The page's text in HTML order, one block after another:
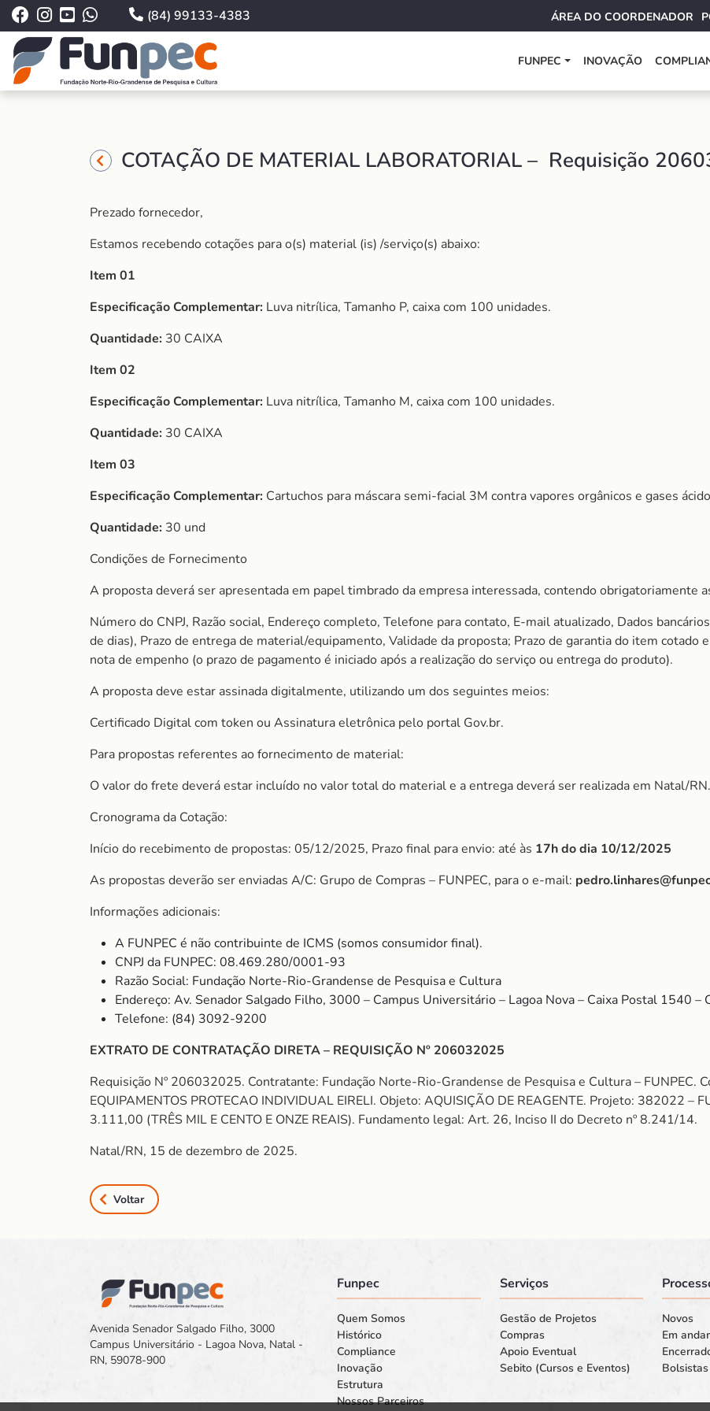
(84) 99133-4383 ÁREA DO COORDENADOR
FUNPEC INOVAÇÃO
COTAÇÃO DE MATERIAL LABORATORIAL – Requisição
Prezado fornecedor,
Estamos recebendo cotações para o(s) material (is) /serviço(s) abaixo:
Item 01
Especificação Complementar: Luva nitrílica, Tamanho P, caixa com 100 unidades.
Quantidade: 30 CAIXA
Item 02
Especificação Complementar: Luva nitrílica, Tamanho M, caixa com 100 unidades.
Quantidade: 30 CAIXA
Item 03
Especificação Complementar: Cartuchos para máscara semi-facial 3M contra vapores orgânicos e gases
Quantidade: 30 und
Condições de Fornecimento
A proposta deverá ser apresentada em papel timbrado da empresa interessada, contendo obrigatoriamente
Número do CNPJ, Razão social, Endereço completo, Telefone para contato, E-mail atualizado, Dados
de dias), Prazo de entrega de material/equipamento, Validade da proposta; Prazo de garantia do item cotado
nota de empenho (o prazo de pagamento é iniciado após a realização do serviço ou entrega do produto).
A proposta deve estar assinada digitalmente, utilizando um dos seguintes meios:
Certificado Digital com token ou Assinatura eletrônica pelo portal Gov.br.
Para propostas referentes ao fornecimento de material:
O valor do frete deverá estar incluído no valor total do material e a entrega deverá ser realizada em Natal/RN.
Cronograma da Cotação:
Início do recebimento de propostas: 05/12/2025, Prazo final para envio: até às 17h do dia 10/12/2025
As propostas deverão ser enviadas A/C: Grupo de Compras – FUNPEC, para o e-mail:
Informações adicionais:
A FUNPEC é não contribuinte de ICMS (somos consumidor final).
CNPJ da FUNPEC: 08.469.280/0001-93
Razão Social: Fundação Norte-Rio-Grandense de Pesquisa e Cultura
Endereço: Av. Senador Salgado Filho, 3000 – Campus Universitário – Lagoa Nova – Caixa Postal 1540
Telefone: (84) 3092-9200
EXTRATO DE CONTRATAÇÃO DIRETA – REQUISIÇÃO Nº 206032025
Requisição Nº 206032025. Contratante: Fundação Norte-Rio-Grandense de Pesquisa e Cultura – FUNPEC.
EQUIPAMENTOS PROTECAO INDIVIDUAL EIRELI. Objeto: AQUISIÇÃO DE REAGENTE. Projeto: 382022 –
3.111,00 (TRÊS MIL E CENTO E ONZE REAIS). Fundamento legal: Art. 26, Inciso II do Decreto nº 8.241/14.
Natal/RN, 15 de dezembro de 2025.
Voltar
Avenida Senador Salgado Filho, 3000
Campus Universitário - Lagoa Nova, Natal -
RN, 59078-900
Funpec
Quem Somos
Histórico
Compliance
Inovação
Estrutura
Nossos Parceiros
Serviços
Gestão de Projetos
Compras
Apoio Eventual
Sebito (Cursos e Eventos)
Novos
Em
Bolsistas